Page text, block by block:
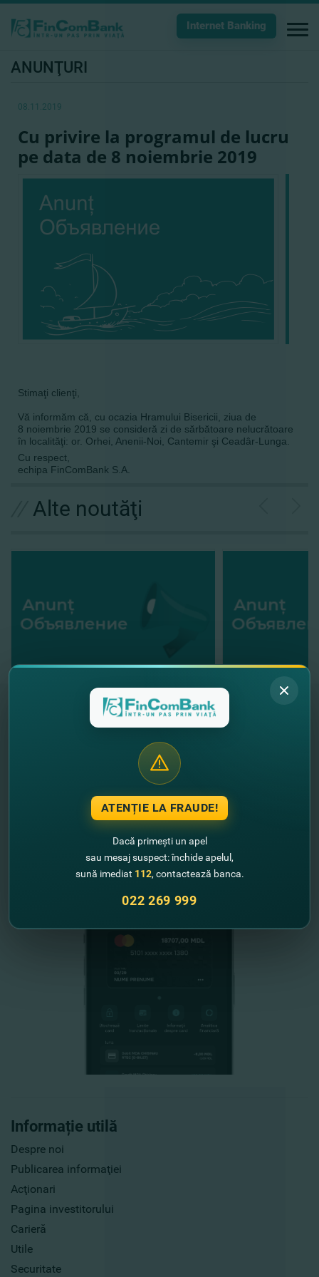
Internet Banking
ANUNŢURI
08.11.2019
Cu privire la programul de lucru
pe data de 8 noiembrie 2019
Stimaţi clienţi,
Vă informăm că, cu ocazia Hramului Bisericii, ziua de
8 noiembrie 2019 se consideră zi de sărbătoare nelucrătoare
în localităţi: or. Orhei, Anenii-Noi, Cantemir şi Ceadâr-Lunga.
Cu respect,
echipa FinComBank S.A.
Alte noutăţi
Informație utilă
Despre noi
Publicarea informaţiei
Acţionari
Pagina investitorului
Carieră
Utile
Securitate
"FinComBank" S.A. este membră a
Schemei de Garantare a Depozitelor
din Republica Moldova
FinComPay Mobile
ATENȚIE LA FRAUDE!
Dacă primești un apel
sau mesaj suspect: închide apelul,
sună imediat 112, contactează banca.
022 269 999